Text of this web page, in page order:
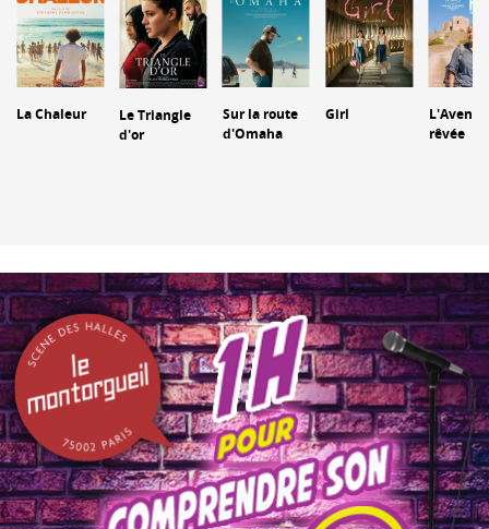
La Chaleur
Le Triangle
d'or
Sur la route
d'Omaha
Girl
rêvée